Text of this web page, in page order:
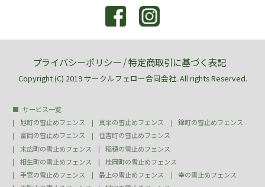
プライバシーポリシー /特定商取引に基づく表記
Copyright (C) 2019 サークルフェロー合同会社. All rights Reserved.
サービス一覧
旭町の雪止めフェンス
真栄の雪止めフェンス
錦町の雪止めフェンス
富岡の雪止めフェンス
住吉町の雪止めフェンス
末広町の雪止めフェンス
稲穂の雪止めフェンス
相生町の雪止めフェンス
桂岡町の雪止めフェンス
手宮の雪止めフェンス
最上の雪止めフェンス
幸の雪止めフェンス